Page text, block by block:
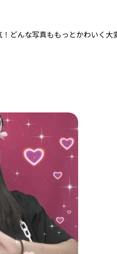
どんな写真ももっとかわいく大